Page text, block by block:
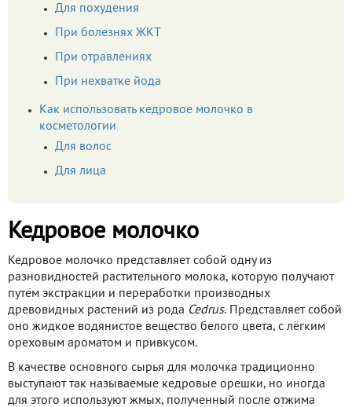
Для похудения
При болезнях ЖКТ
При отравлениях
При нехватке йода
Как использовать кедровое молочко в
косметологии
Для волос
Для лица
Кедровое молочко
Кедровое молочко представляет собой одну из
разновидностей растительного молока, которую получают
путём экстракции и переработки производных
древовидных растений из рода Cedrus. Представляет собой
оно жидкое водянистое вещество белого цвета, с лёгким
ореховым ароматом и привкусом.
В качестве основного сырья для молочка традиционно
выступают так называемые кедровые орешки, но иногда
для этого используют жмых, полученный после отжима